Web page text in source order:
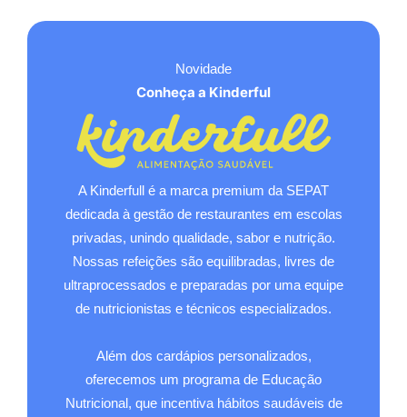
Novidade
Conheça a Kinderful
A Kinderfull é a marca premium da SEPAT
dedicada à gestão de restaurantes em escolas
privadas, unindo qualidade, sabor e nutrição.
Nossas refeições são equilibradas, livres de
ultraprocessados e preparadas por uma equipe
de nutricionistas e técnicos especializados.
Além dos cardápios personalizados,
oferecemos um programa de Educação
Nutricional, que incentiva hábitos saudáveis de